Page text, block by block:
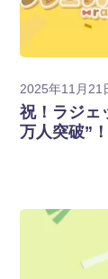
2025年11月21
祝！ラジェ
万人突破”